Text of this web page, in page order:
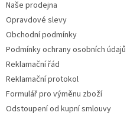
Naše prodejna
Opravdové slevy
Obchodní podmínky
Podmínky ochrany osobních údajů
Reklamační řád
Reklamační protokol
Formulář pro výměnu zboží
Odstoupení od kupní smlouvy